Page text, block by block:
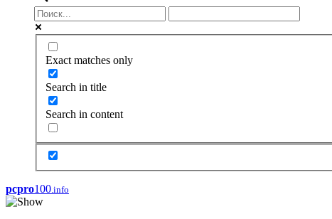
Exact matches only
Search in title
Search in content
pcpro100.info